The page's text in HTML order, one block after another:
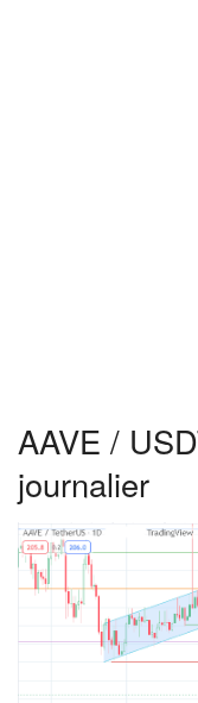
AAVE /
journalier